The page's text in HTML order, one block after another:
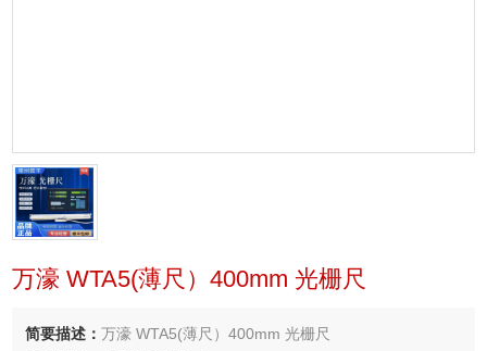
万濠 WTA5(薄尺）400mm 光栅尺
简要描述：万濠 WTA5(薄尺）400mm 光栅尺